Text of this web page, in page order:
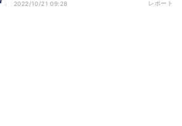
2022/10/21 09:28 レポート